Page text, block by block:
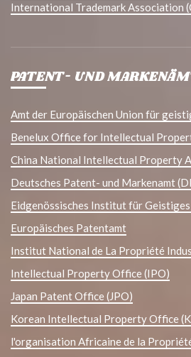
International Trademark Association
PATENT- UND
Amt der Europäischen Union für
Benelux Office for Intellectual
China National Intellectual Property
Deutsches Patent- und Markenamt
Eidgenössisches Institut für
Europäisches Patentamt
Institut National de La Propriété
Intellectual Property Office (IPO)
Japan Patent Office (JPO)
Korean Intellectual Property Office
l'organisation Africaine de la